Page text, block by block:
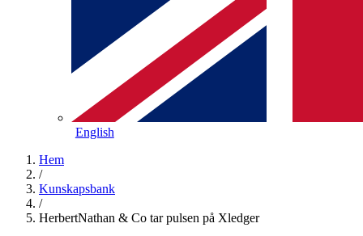
English
Hem
/
Kunskapsbank
/
HerbertNathan & Co tar pulsen på Xledger